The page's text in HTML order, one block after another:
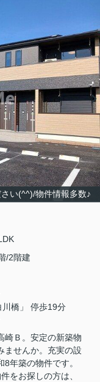
い(^^)/物件情報多数♪
/2階建
川橋」 停歩19分
崎Ｂ。安定の新築物
ませんか。充実の設
年築の物件です。
をお探しの方は、